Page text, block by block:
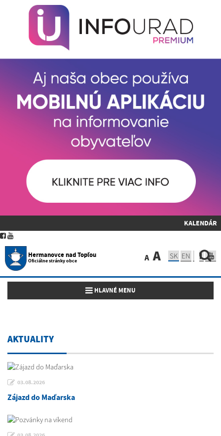
KALENDÁR
Hermanovce nad Topľou
Oficiálne stránky obce A A SK EN
Toggle navigation
HLAVNÉ MENU
AKTUALITY
03.08.2026
Zájazd do Maďarska